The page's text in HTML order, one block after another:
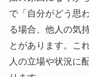
で「自分がどう思
る場合、他人の気
とがあります。こ
人の立場や状況に